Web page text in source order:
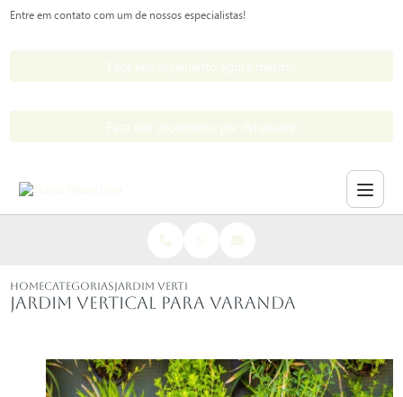
Entre em contato com um de nossos especialistas!
HOMECATEGORIASJARDIM VERTICAL VARANDA
Jardim vertical para varanda